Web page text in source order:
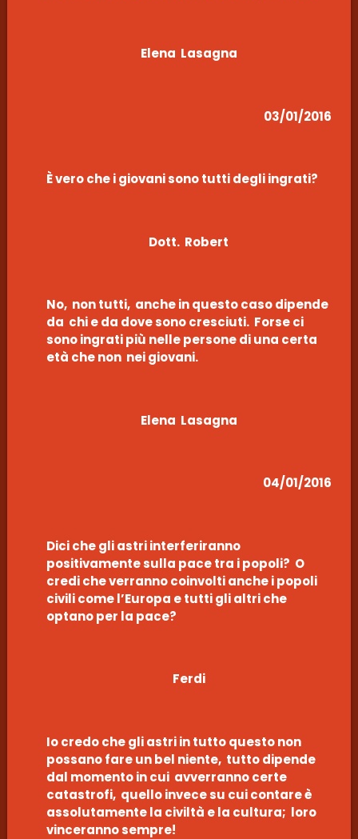
Elena Lasagna
03/01/2016
È vero che i giovani sono tutti degli ingrati?
Dott. Robert
No, non tutti, anche in questo caso dipende
da chi e da dove sono cresciuti. Forse ci
sono ingrati più nelle persone di una certa
età che non nei giovani.
Elena Lasagna
04/01/2016
Dici che gli astri interferiranno
positivamente sulla pace tra i popoli? O
credi che verranno coinvolti anche i popoli
civili come l’Europa e tutti gli altri che
optano per la pace?
Ferdi
Io credo che gli astri in tutto questo non
possano fare un bel niente, tutto dipende
dal momento in cui avverranno certe
catastrofi, quello invece su cui contare è
assolutamente la civiltà e la cultura; loro
vinceranno sempre!